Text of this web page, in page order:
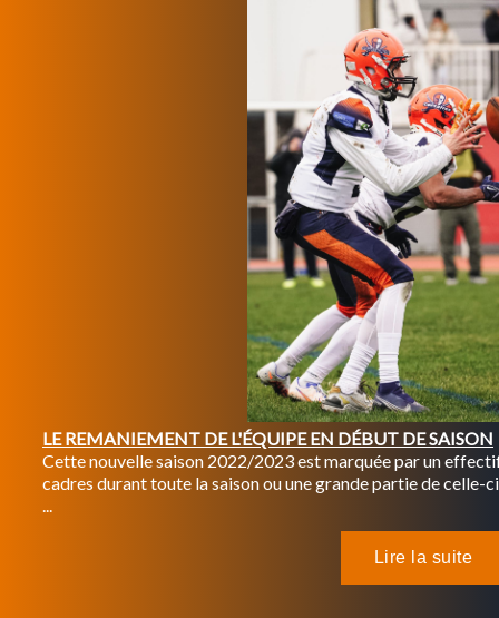
LE REMANIEMENT DE L'ÉQUIPE EN DÉBUT DE SAISON
Cette nouvelle saison 2022/2023 est marquée par un
cadres durant toute la saison ou une grande partie de celle-
...